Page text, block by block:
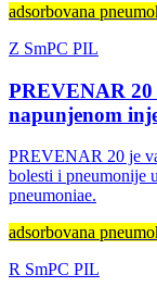
adsorbovana
Z SmPC PIL
PREVENAR 20
napunjenom
PREVENAR 20 je
bolesti i pneumonije
pneumoniae.
adsorbovana
R SmPC PIL